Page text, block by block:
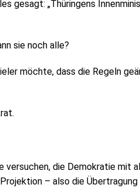
gesagt: „Thüringens
sie noch alle?
möchte, dass die Regeln
die Demokratie mit
– also die Übertragung